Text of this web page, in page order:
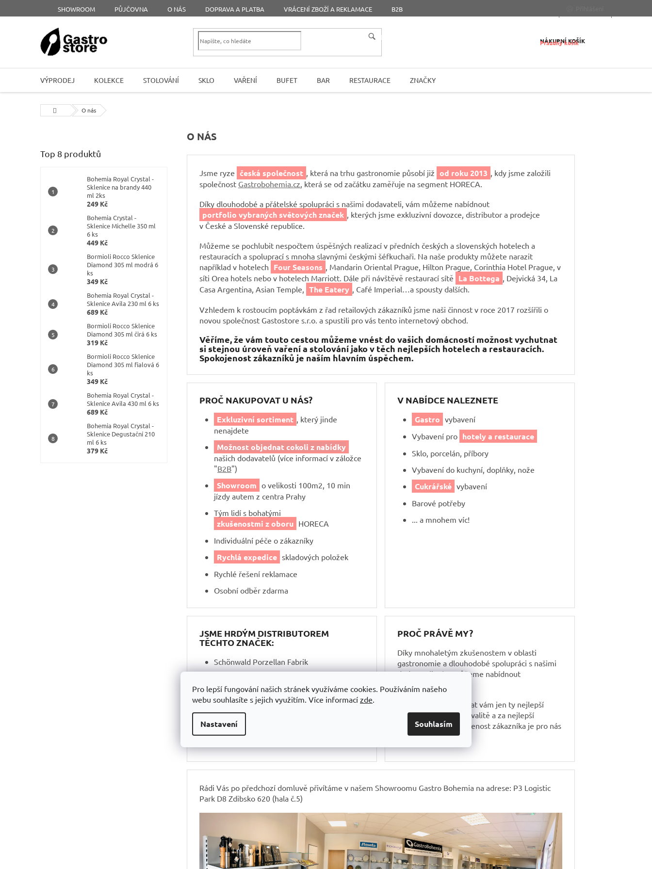
Pro lepší fungování našich stránek využíváme cookies. Používáním našeho
webu souhlasíte s jejich využitím. Více informací zde
Nastavení Souhlasím
SHOWROOM PŮJČOVNA O NÁS DOPRAVA A PLATBA VRÁCENÍ ZBOŽÍ A REKLAMACE B2B
HLEDAT NÁKUPNÍ KOŠÍK
Prázdný košík
VÝPRODEJ KOLEKCE STOLOVÁNÍ SKLO VAŘENÍ BUFET BAR RESTAURACE ZNAČKY
Domů O nás
s
Top 8 produktů
Bohemia Royal Crystal -
Sklenice na brandy 440
ml 2ks
249 Kč
Bohemia Crystal -
Sklenice Michelle 350 ml
6 ks
449 Kč
Bormioli Rocco Sklenice
Diamond 305 ml modrá 6
ks
349 Kč
Bohemia Royal Crystal -
Sklenice Avila 230 ml 6 ks
689 Kč
Bormioli Rocco Sklenice
Diamond 305 ml čirá 6 ks
319 Kč
Bormioli Rocco Sklenice
Diamond 305 ml fialová 6
ks
349 Kč
Bohemia Royal Crystal -
Sklenice Avila 430 ml 6 ks
689 Kč
Bohemia Royal Crystal -
Sklenice Degustační 210
ml 6 ks
379 Kč
O NÁS
Jsme ryze česká společnost , která na trhu gastronomie působí již od roku 2013 , kdy jsme založili
společnost Gastrobohemia.cz, která se od začátku zaměřuje na segment HORECA.
Díky dlouhodobé a přátelské spolupráci s našimi dodavateli, vám můžeme nabídnout
portfolio vybraných světových značek , kterých jsme exkluzivní dovozce, distributor a prodejce
v České a Slovenské republice.
Můžeme se pochlubit nespočtem úspěšných realizací v předních českých a slovenských hotelech a
restauracích a spoluprací s mnoha slavnými českými šéfkuchaři. Na naše produkty můžete narazit
například v hotelech Four Seasons , Mandarin Oriental Prague, Hilton Prague, Corinthia Hotel Prague, v
síti Orea hotels nebo v hotelech Marriott. Dále při návštěvě restaurací sítě La Bottega , Dejvická 34, La
Casa Argentina, Asian Temple, The Eatery , Café Imperial…a spousty dalších.
Vzhledem k rostoucím poptávkám z řad retailových zákazníků jsme naši činnost v roce 2017 rozšířili o
novou společnost Gastostore s.r.o. a spustili pro vás tento internetový obchod.
Věříme, že vám touto cestou můžeme vnést do vašich domácností možnost vychutnat
si stejnou úroveň vaření a stolování jako v těch nejlepších hotelech a restauracích.
Spokojenost zákazníků je naším hlavním úspěchem.
PROČ NAKUPOVAT U NÁS?
Exkluzivní sortiment , který jinde
nenajdete
Možnost objednat cokoli z nabídky
našich dodavatelů (více informací v záložce
"B2B")
Showroom o velikosti 100m2, 10 min
jízdy autem z centra Prahy
Tým lidí s bohatými
zkušenostmi z oboru HORECA
Individuální péče o zákazníky
Rychlá expedice skladových položek
Rychlé řešení reklamace
Osobní odběr zdarma
V NABÍDCE NALEZNETE
Gastro vybavení
Vybavení pro hotely a restaurace
Sklo, porcelán, příbory
Vybavení do kuchyní, doplňky, nože
Cukrářské vybavení
Barové potřeby
... a mnohem víc!
JSME HRDÝM DISTRIBUTOREM
TĚCHTO ZNAČEK:
Schönwald Porzellan Fabrik
Axum bohemia
Pintinox
Bohemia Royal Crystal
PROČ PRÁVĚ MY?
Díky mnohaletým zkušenostem v oblasti
gastronomie a dlouhodobé spolupráci s našimi
dodavateli Vám můžeme nabídnout
bezkonkurenční ceny.
Našim cílem je dodávat vám jen ty nejlepší
výrobky v prémiové kvalitě a za nejlepší
možnou cenu. Spokojenost zákazníka je pro nás
na prvním místě.
Rádi Vás po předchozí domluvě přivítáme v našem Showroomu Gastro Bohemia na adrese: P3 Logistic
Park D8 Zdibsko 620 (hala č.5)